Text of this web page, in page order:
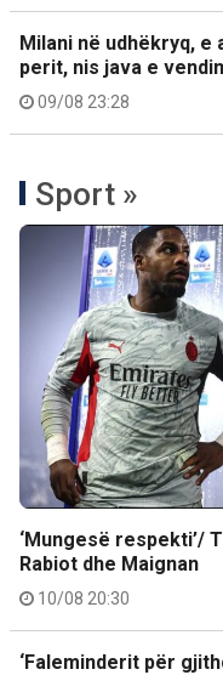
Milani në udhëkryq,
perit, nis java e
09/08 23:28
Sport »
‘Mungesë respekti’/
Rabiot dhe Maignan
10/08 20:30
‘Faleminderit për